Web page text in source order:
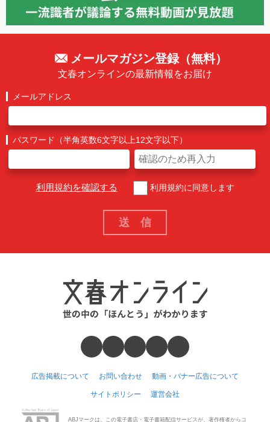
メールマガジン登録（無料）
文春オンラインの最新情報をお届け
メールアドレス
パスワード（半角英数6文字以上12文字以下）
利用規約を確認する 利用規約に同意します
広告掲載について お問い合わせ 動画・バナー広告について
サイトポリシー 運営会社
ABJマークは、この電子書店・電子書籍配信サービスが、著作権者からコ